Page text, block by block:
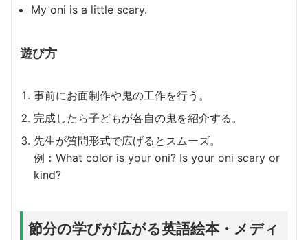
My oni is a little scary.
遊び方
事前にお面制作や鬼の工作を行う。
完成したら子どもが各自の鬼を紹介する。
先生が質問形式で広げるとスムーズ。
例：What color is your oni? Is your oni scary or
kind?
節分の学びが広がる英語絵本・メディ